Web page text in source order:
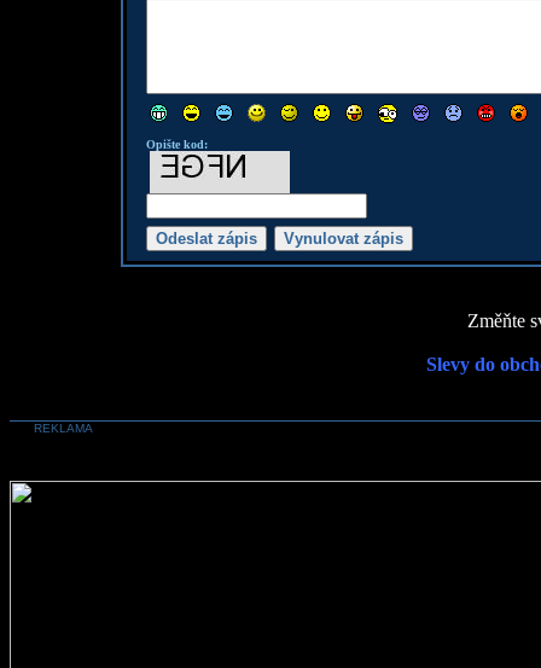
Opište kod:
Změňte
Slevy do
REKLAMA